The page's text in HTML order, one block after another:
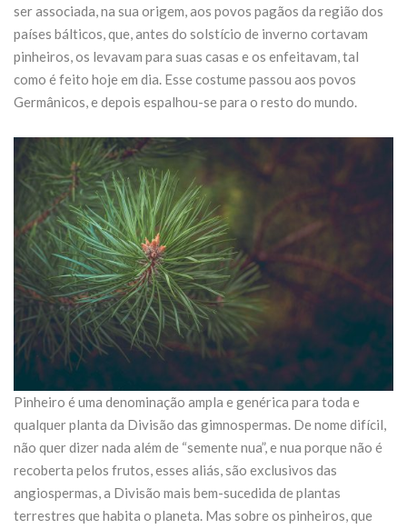
ser associada, na sua origem, aos povos pagãos da região dos
países bálticos, que, antes do solstício de inverno cortavam
pinheiros, os levavam para suas casas e os enfeitavam, tal
como é feito hoje em dia. Esse costume passou aos povos
Germânicos, e depois espalhou-se para o resto do mundo.
Pinheiro é uma denominação ampla e genérica para toda e
qualquer planta da Divisão das gimnospermas. De nome difícil,
não quer dizer nada além de “semente nua”, e nua porque não é
recoberta pelos frutos, esses aliás, são exclusivos das
angiospermas, a Divisão mais bem-sucedida de plantas
terrestres que habita o planeta. Mas sobre os pinheiros, que